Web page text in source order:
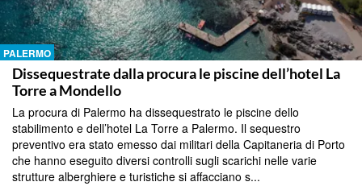
PALERMO
Dissequestrate dalla procura le piscine dell’hotel La
Torre a Mondello
La procura di Palermo ha dissequestrato le piscine dello
stabilimento e dell’hotel La Torre a Palermo. Il sequestro
preventivo era stato emesso dai militari della Capitaneria di Porto
che hanno eseguito diversi controlli sugli scarichi nelle varie
strutture alberghiere e turistiche si affacciano s...